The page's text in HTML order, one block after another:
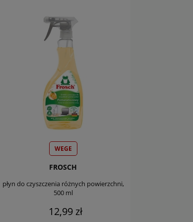
WEGE
FROSCH
płyn do czyszczenia różnych powierzchni,
500 ml
12,99 zł